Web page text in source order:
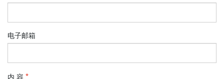
电子邮箱
内 容